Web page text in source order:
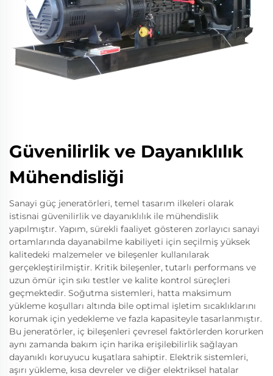
Güvenilirlik ve Dayanıklılık
Mühendisliği
Sanayi güç jeneratörleri, temel tasarım ilkeleri olarak
istisnai güvenilirlik ve dayanıklılık ile mühendislik
yapılmıştır. Yapım, sürekli faaliyet gösteren zorlayıcı sanayi
ortamlarında dayanabilme kabiliyeti için seçilmiş yüksek
kalitedeki malzemeler ve bileşenler kullanılarak
gerçekleştirilmiştir. Kritik bileşenler, tutarlı performans ve
uzun ömür için sıkı testler ve kalite kontrol süreçleri
geçmektedir. Soğutma sistemleri, hatta maksimum
yükleme koşulları altında bile optimal işletim sıcaklıklarını
korumak için yedekleme ve fazla kapasiteyle tasarlanmıştır.
Bu jeneratörler, iç bileşenleri çevresel faktörlerden korurken
aynı zamanda bakım için harika erişilebilirlik sağlayan
dayanıklı koruyucu kuşatlara sahiptir. Elektrik sistemleri,
aşırı yükleme, kısa devreler ve diğer elektriksel hatalar